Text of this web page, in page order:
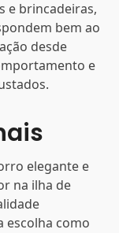
e brincadeiras,
bem ao
desde
e
elegante e
na ilha de
escolha como